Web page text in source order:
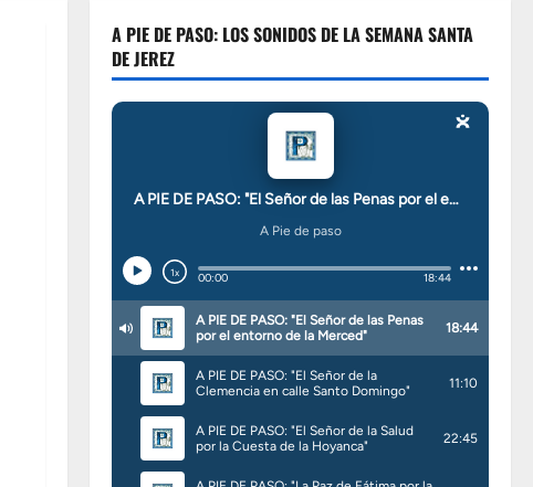
A PIE DE PASO: LOS SONIDOS DE LA SEMANA SANTA
DE JEREZ